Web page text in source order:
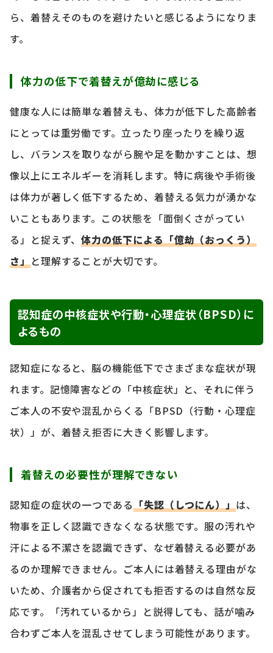
ら、着替えそのものを避けたいと感じるようになりま
す。
体力の低下で着替えが億劫に感じる
健康な人には簡単な着替えも、体力が低下した高齢者
にとっては重労働です。立ったり座ったりを繰り返
し、バランスを取りながら腕や足を動かすことは、想
像以上にエネルギーを消耗します。特に病後や手術後
は体力が著しく低下するため、着替える気力が湧かな
いこともあります。この状態を「面倒くさがってい
る」と捉えず、体力の低下による「億劫（おっくう）
さ」と理解することが大切です。
認知症の中核症状や行動・心理症状（BPSD）に
よるもの
認知症になると、脳の機能低下でさまざまな症状が現
れます。記憶障害などの「中核症状」と、それに伴う
ご本人の不安や混乱からくる「BPSD（行動・心理症
状）」が、着替え拒否に大きく影響します。
着替えの必要性が理解できない
認知症の症状の一つである「失認（しつにん）」は、
物事を正しく認識できなくなる状態です。服の汚れや
汗による不潔さを認識できず、なぜ着替える必要があ
るのか理解できません。ご本人には着替える理由がな
いため、介護者から促されても拒否するのは自然な反
応です。「汚れているから」と説得しても、話が噛み
合わずご本人を混乱させてしまう可能性があります。